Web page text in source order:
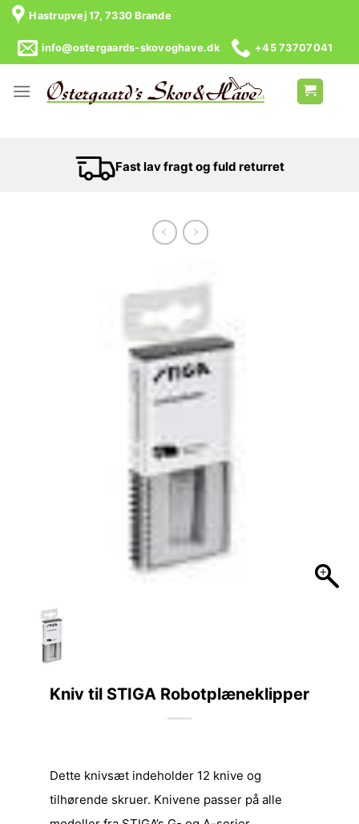
Skip
content
Hastrupvej 17, 7330 Brande
info@ostergaards-skovoghave.dk +45 73707041
Fast lav fragt og fuld returret
Kniv til STIGA Robotplæneklipper
Dette knivsæt indeholder 12 knive og
tilhørende skruer. Knivene passer på alle